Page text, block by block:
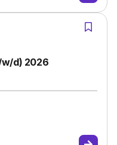
w/d) 2026